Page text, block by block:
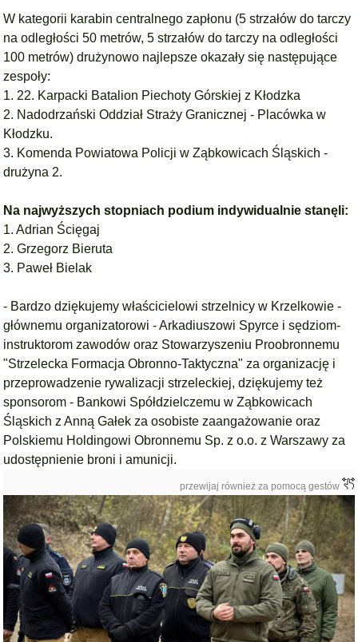
W kategorii karabin centralnego zapłonu (5 strzałów do tarczy
na odległości 50 metrów, 5 strzałów do tarczy na odległości
100 metrów) drużynowo najlepsze okazały się następujące
zespoły:
1. 22. Karpacki Batalion Piechoty Górskiej z Kłodzka
2. Nadodrzański Oddział Straży Granicznej - Placówka w
Kłodzku.
3. Komenda Powiatowa Policji w Ząbkowicach Śląskich -
drużyna 2.
Na najwyższych stopniach podium indywidualnie stanęli:
1. Adrian Ścięgaj
2. Grzegorz Bieruta
3. Paweł Bielak
- Bardzo dziękujemy właścicielowi strzelnicy w Krzelkowie -
głównemu organizatorowi - Arkadiuszowi Spyrce i sędziom-
instruktorom zawodów oraz Stowarzyszeniu Proobronnemu
"Strzelecka Formacja Obronno-Taktyczna" za organizację i
przeprowadzenie rywalizacji strzeleckiej, dziękujemy też
sponsorom - Bankowi Spółdzielczemu w Ząbkowicach
Śląskich z Anną Gałek za osobiste zaangażowanie oraz
Polskiemu Holdingowi Obronnemu Sp. z o.o. z Warszawy za
udostępnienie broni i amunicji.
przewijaj również za pomocą gestów